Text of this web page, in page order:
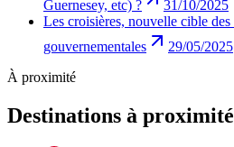
Guernesey, etc) ?
31/10/2025
Les croisières, nouvelle cible
gouvernementales
29/05/2025
À proximité
Destinations à proximité